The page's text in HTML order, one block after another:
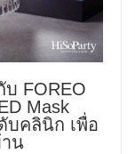
FOREO
Mask
บคลินิก เพื่อ
น